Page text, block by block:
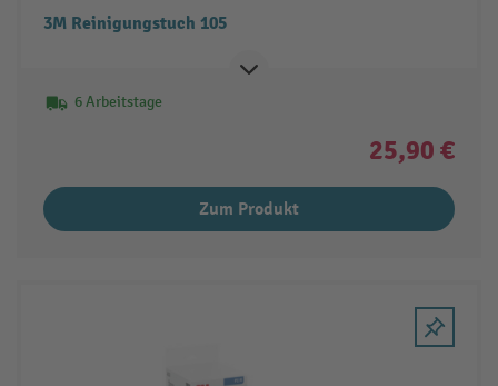
3M Reinigungstuch 105
6 Arbeitstage
25,90 €
Zum Produkt